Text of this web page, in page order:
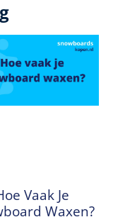
Vaak Je
Waxen?